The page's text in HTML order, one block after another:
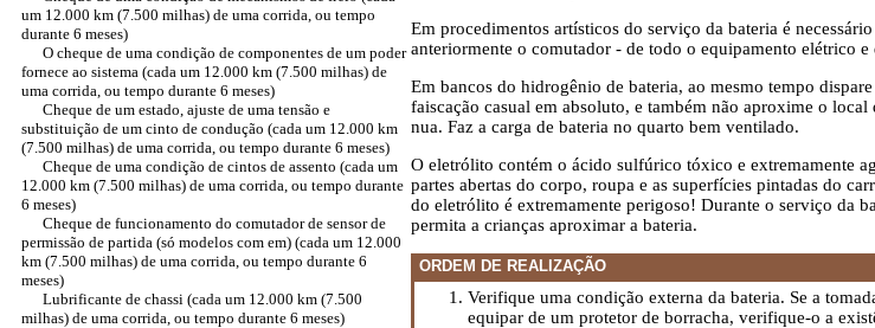
um 12.000 km (7.500 milhas) de uma corrida, ou tempo
durante 6 meses)
O cheque de uma condição de componentes de um poder
fornece ao sistema (cada um 12.000 km (7.500 milhas) de
uma corrida, ou tempo durante 6 meses)
Cheque de um estado, ajuste de uma tensão e
substituição de um cinto de condução (cada um 12.000 km
(7.500 milhas) de uma corrida, ou tempo durante 6 meses)
Cheque de uma condição de cintos de assento (cada um
12.000 km (7.500 milhas) de uma corrida, ou tempo durante
6 meses)
Cheque de funcionamento do comutador de sensor de
permissão de partida (só modelos com em) (cada um 12.000
km (7.500 milhas) de uma corrida, ou tempo durante 6
meses)
Lubrificante de chassi (cada um 12.000 km (7.500
milhas) de uma corrida, ou tempo durante 6 meses)
Em procedimentos artísticos do serviço da bateria é
anteriormente o comutador - de todo o equipamento elétrico
Em bancos do hidrogênio de bateria, ao mesmo tempo
faiscação casual em absoluto, e também não aproxime o
nua. Faz a carga de bateria no quarto bem ventilado.
O eletrólito contém o ácido sulfúrico tóxico e extremamente
partes abertas do corpo, roupa e as superfícies pintadas do
do eletrólito é extremamente perigoso! Durante o serviço da
permita a crianças aproximar a bateria.
ORDEM DE REALIZAÇÃO
Verifique uma condição externa da bateria. Se a
equipar de um protetor de borracha, verifique-o a